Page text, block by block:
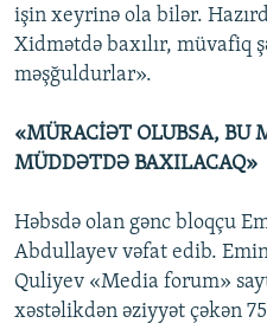
işin xeyrinə ola bilər.
Xidmətdə baxılır, müvafiq
məşğuldurlar».
«MÜRACİƏT OLUBSA, BU
MÜDDƏTDƏ BAXILACAQ»
Həbsdə olan gənc bloqçu
Abdullayev vəfat edib.
Quliyev «Media forum»
xəstəlikdən əziyyət çəkən